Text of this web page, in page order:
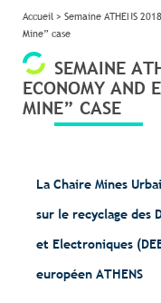
Accueil> Semaine ATHENS
Mine” case
SEMAINE
ECONOMY AND
MINE” CASE
La Chaire Mines
sur le recyclage des
et Electroniques
européen ATHENS